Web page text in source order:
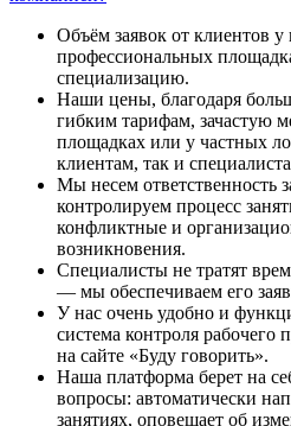
Объём заявок от клиентов
профессиональных
специализацию.
Наши цены, благодаря
гибким тарифам, зачастую
площадках или у частных
клиентам, так и
Мы несем ответственность
контролируем процесс
конфликтные и
возникновения.
Специалисты не тратят
— мы обеспечиваем его
У нас очень удобно и
система контроля рабочего
на сайте «Буду говорить».
Наша платформа берет на
вопросы: автоматически
занятиях, оповещает об